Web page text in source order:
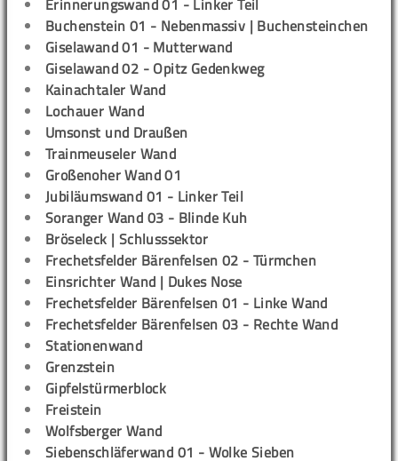
Erinnerungswand 01 - Linker Teil
Buchenstein 01 - Nebenmassiv | Buchensteinchen
Giselawand 01 - Mutterwand
Giselawand 02 - Opitz Gedenkweg
Kainachtaler Wand
Lochauer Wand
Umsonst und Draußen
Trainmeuseler Wand
Großenoher Wand 01
Jubiläumswand 01 - Linker Teil
Soranger Wand 03 - Blinde Kuh
Bröseleck | Schlusssektor
Frechetsfelder Bärenfelsen 02 - Türmchen
Einsrichter Wand | Dukes Nose
Frechetsfelder Bärenfelsen 01 - Linke Wand
Frechetsfelder Bärenfelsen 03 - Rechte Wand
Stationenwand
Grenzstein
Gipfelstürmerblock
Freistein
Wolfsberger Wand
Siebenschläferwand 01 - Wolke Sieben